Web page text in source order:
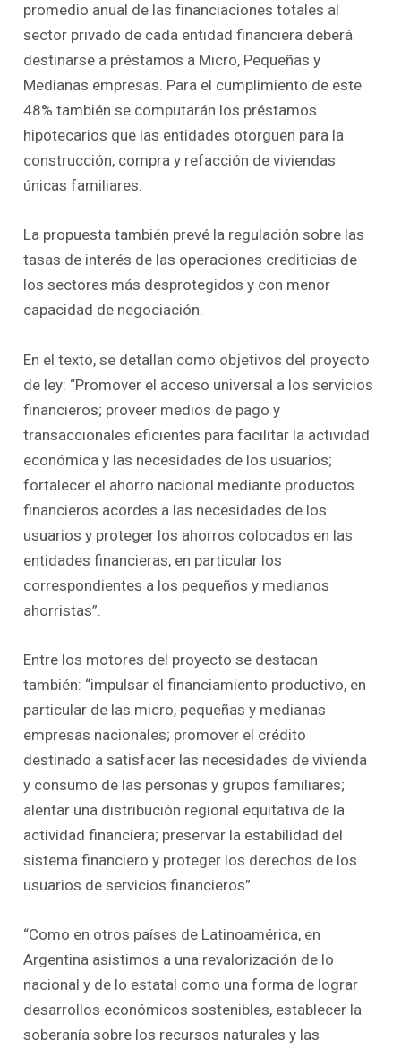
promedio anual de las financiaciones totales al
sector privado de cada entidad financiera deberá
destinarse a préstamos a Micro, Pequeñas y
Medianas empresas. Para el cumplimiento de este
48% también se computarán los préstamos
hipotecarios que las entidades otorguen para la
construcción, compra y refacción de viviendas
únicas familiares.
La propuesta también prevé la regulación sobre las
tasas de interés de las operaciones crediticias de
los sectores más desprotegidos y con menor
capacidad de negociación.
En el texto, se detallan como objetivos del proyecto
de ley: “Promover el acceso universal a los servicios
financieros; proveer medios de pago y
transaccionales eficientes para facilitar la actividad
económica y las necesidades de los usuarios;
fortalecer el ahorro nacional mediante productos
financieros acordes a las necesidades de los
usuarios y proteger los ahorros colocados en las
entidades financieras, en particular los
correspondientes a los pequeños y medianos
ahorristas”.
Entre los motores del proyecto se destacan
también: “impulsar el financiamiento productivo, en
particular de las micro, pequeñas y medianas
empresas nacionales; promover el crédito
destinado a satisfacer las necesidades de vivienda
y consumo de las personas y grupos familiares;
alentar una distribución regional equitativa de la
actividad financiera; preservar la estabilidad del
sistema financiero y proteger los derechos de los
usuarios de servicios financieros”.
“Como en otros países de Latinoamérica, en
Argentina asistimos a una revalorización de lo
nacional y de lo estatal como una forma de lograr
desarrollos económicos sostenibles, establecer la
soberanía sobre los recursos naturales y las